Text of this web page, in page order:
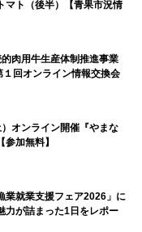
マト（後半）【青果市況情
肉用牛生産体制推進事業
回オンライン情報交換会
オンライン開催『やまな
加無料】
業就業支援フェア2026」に
力が詰まった1日をレポー